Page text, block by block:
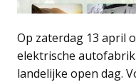
Op zaterdag 13 april
elektrische
landelijke open dag.